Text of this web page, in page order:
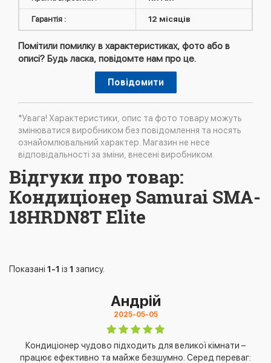
Гарантія : 12 місяців
Помітили помилку в характеристиках, фото або в
описі? Будь ласка, повідомте нам про це.
Повідомити
*Увага! Характеристики, опис та фото товару можуть
змінюватися виробником без повідомлення та носять
ознайомлювальний характер. Магазин не несе
відповідальності за зміни, внесені виробником.
Відгуки про товар:
Кондиціонер Samurai SMA-
18HRDN8T Elite
Показані 1-1 із 1 запису.
Андрій
2025-05-05
Кондиціонер чудово підходить для великої кімнати –
працює ефективно та майже безшумно. Серед переваг: